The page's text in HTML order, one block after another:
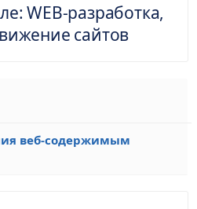
WEB-разработка,
сайтов
веб-содержимым